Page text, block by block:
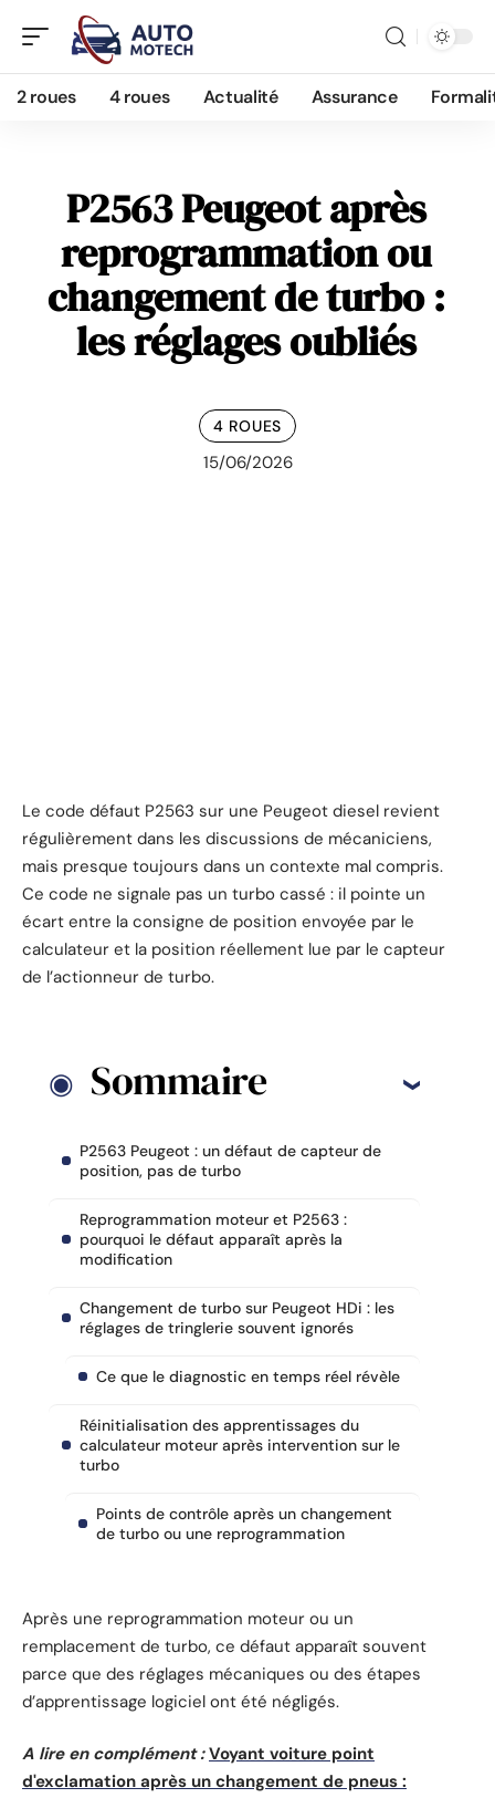
2 roues 4 roues Actualité Assurance
P2563 Peugeot après
reprogrammation ou
changement de turbo :
les réglages oubliés
4 ROUES
15/06/2026
Le code défaut P2563 sur une Peugeot diesel revient
régulièrement dans les discussions de mécaniciens,
mais presque toujours dans un contexte mal compris.
Ce code ne signale pas un turbo cassé : il pointe un
écart entre la consigne de position envoyée par le
calculateur et la position réellement lue par le capteur
de l’actionneur de turbo.
Sommaire
P2563 Peugeot : un défaut de capteur de
position, pas de turbo
Reprogrammation moteur et P2563 :
pourquoi le défaut apparaît après la
modification
Changement de turbo sur Peugeot HDi : les
réglages de tringlerie souvent ignorés
Ce que le diagnostic en temps réel révèle
Réinitialisation des apprentissages du
calculateur moteur après intervention sur le
turbo
Points de contrôle après un changement
de turbo ou une reprogrammation
Après une reprogrammation moteur ou un
remplacement de turbo, ce défaut apparaît souvent
parce que des réglages mécaniques ou des étapes
d’apprentissage logiciel ont été négligés.
A lire en complément : Voyant voiture point
d'exclamation après un changement de pneus :